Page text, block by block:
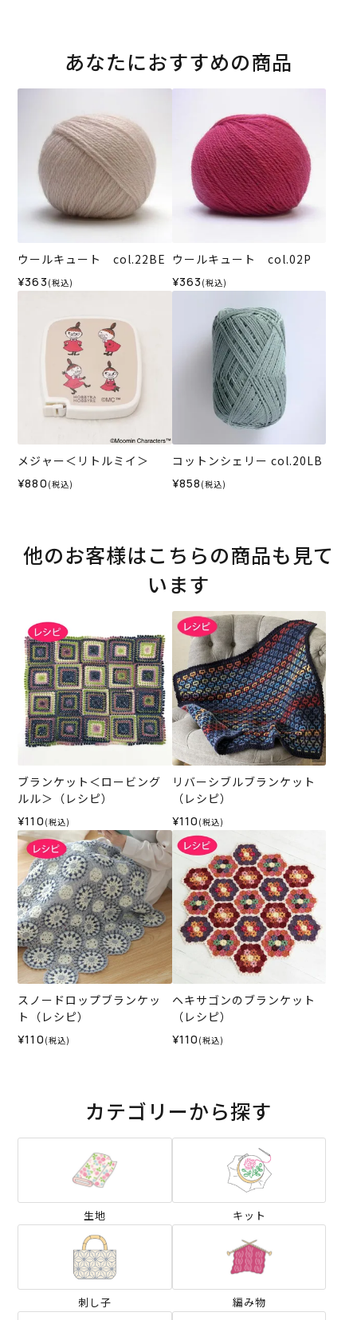
あなたにおすすめの商品
ウールキュート col.22BE
¥363 (税込)
ウールキュート col.02P
¥363 (税込)
メジャー＜リトルミイ＞
¥880 (税込)
コットンシェリー col.20LB
¥858 (税込)
他のお客様はこちらの商品も見て
います
ブランケット＜ロービング
ルル＞（レシピ）
¥110 (税込)
リバーシブルブランケット
（レシピ）
¥110 (税込)
スノードロップブランケッ
ト（レシピ）
¥110 (税込)
ヘキサゴンのブランケット
（レシピ）
¥110 (税込)
カテゴリーから探す
生地 キット
刺し子 編み物